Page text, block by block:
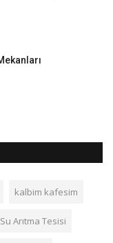
kalbim kafesim
Arıtma Tesisi